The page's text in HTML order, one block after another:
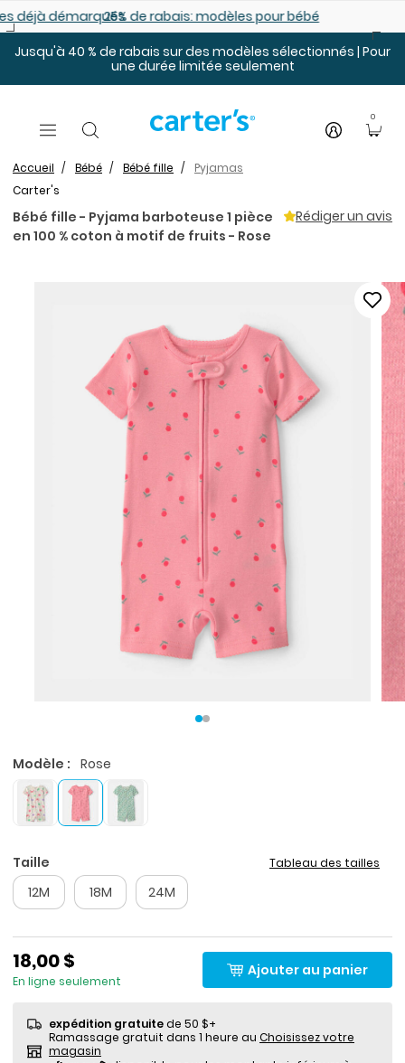
démarqués25% de rabais: modèles pour bébé
Jusqu'à 40 % de rabais sur des modèles sélectionnés | Pour
une durée limitée seulement
0
Accueil Bébé Bébé fille
Pyjamas
Carter's
Bébé fille - Pyjama barboteuse 1 pièce
en 100 % coton à motif de fruits - Rose
Rédiger un avis
Modèle : Rose
Taille Tableau des tailles
12M 18M 24M
18,00 $
En ligne seulement
Ajouter au panier
expédition gratuitede 50 $+
Ramassage gratuit dans 1 heure au Choisissez votre
magasin